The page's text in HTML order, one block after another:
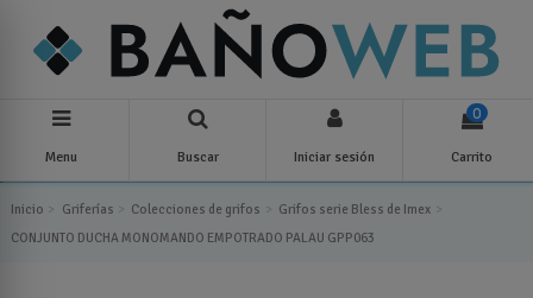
Menu Buscar Iniciar sesión
0
Carrito
Inicio Griferías Colecciones de grifos
Grifos serie Bless de Imex
CONJUNTO DUCHA MONOMANDO EMPOTRADO PALAU GPP063